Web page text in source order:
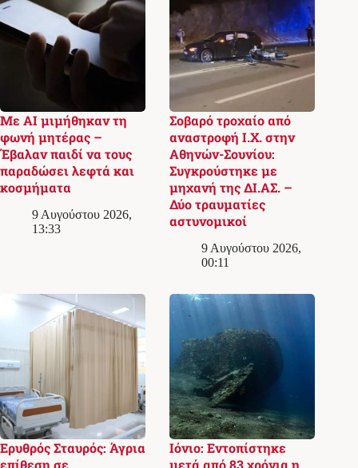
Με AI μιμήθηκαν τη
φωνή μητέρας –
Έβαλαν παιδί να τους
παραδώσει λεφτά και
κοσμήματα
9 Αυγούστου 2026,
13:33
Σοβαρό τροχαίο από
αναστροφή Ι.Χ. στην
Αθηνών-Σουνίου:
Συγκρούστηκε με
μηχανή της ΔΙ.ΑΣ. –
Δύο τραυματίες
αστυνομικοί
9 Αυγούστου 2026,
00:11
Ερυθρός Σταυρός: Άγρια
επίθεση σε
Ιόνιο: Εντοπίστηκε
μετά από 83 χρόνια η